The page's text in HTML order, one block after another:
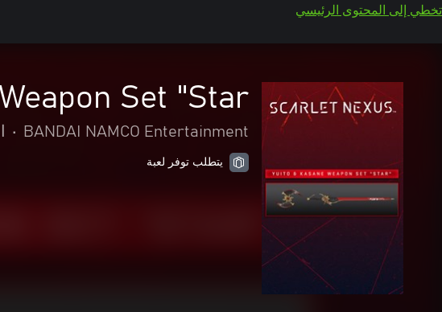
تخطي إلى المحتوى الرئيسي
Set "Star"
BANDAI NAMCO Entertainment
•
يتطلب توفر لعبة